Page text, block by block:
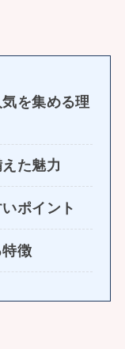
を集める理
た魅力
ポイント
徴